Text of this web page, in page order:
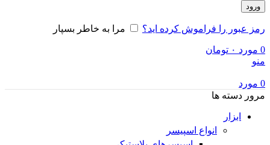
ورود
رمز عبور را فراموش کرده اید؟ مرا به خاطر بسپار
0 مورد ۰ تومان
منو
0 مورد
مرور دسته ها
ابزار
انواع اسپیسر